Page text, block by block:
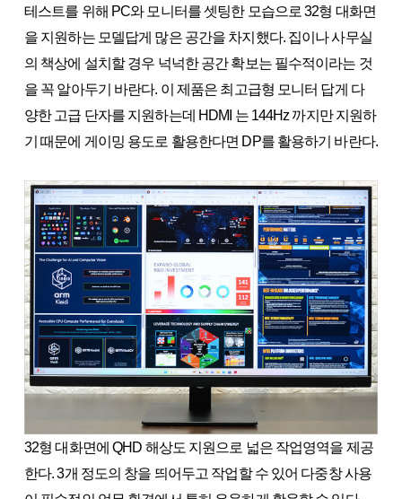
테스트를 위해 PC와 모니터를 셋팅한 모습으로 32형 대화면
을 지원하는 모델답게 많은 공간을 차지했다. 집이나 사무실
의 책상에 설치할 경우 넉넉한 공간 확보는 필수적이라는 것
을 꼭 알아두기 바란다. 이 제품은 최고급형 모니터 답게 다
양한 고급 단자를 지원하는데 HDMI 는 144Hz 까지만 지원하
기 때문에 게이밍 용도로 활용한다면 DP를 활용하기 바란다.
32형 대화면에 QHD 해상도 지원으로 넓은 작업영역을 제공
한다. 3개 정도의 창을 띄어두고 작업할 수 있어 다중창 사용